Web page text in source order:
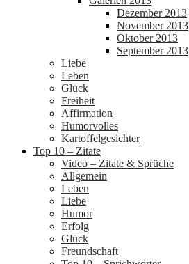
Dezember 2013
November 2013
Oktober 2013
September 2013
Liebe
Leben
Glück
Freiheit
Affirmation
Humorvolles
Kartoffelgesichter
Top 10 – Zitate
Video – Zitate & Sprüche
Allgemein
Leben
Liebe
Humor
Erfolg
Glück
Freundschaft